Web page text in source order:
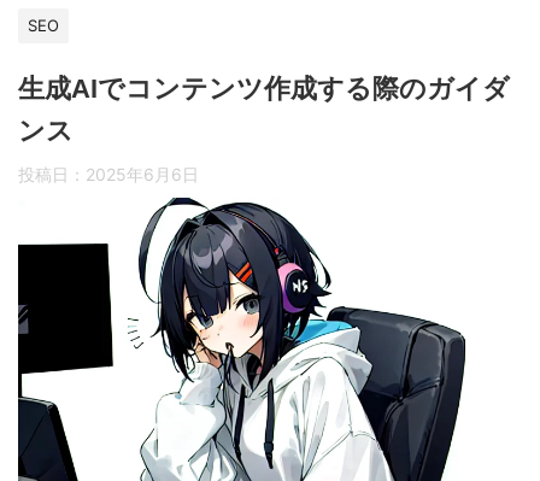
SEO
生成AIでコンテンツ作成する際のガイダ
ンス
投稿日： 2025年6月6日